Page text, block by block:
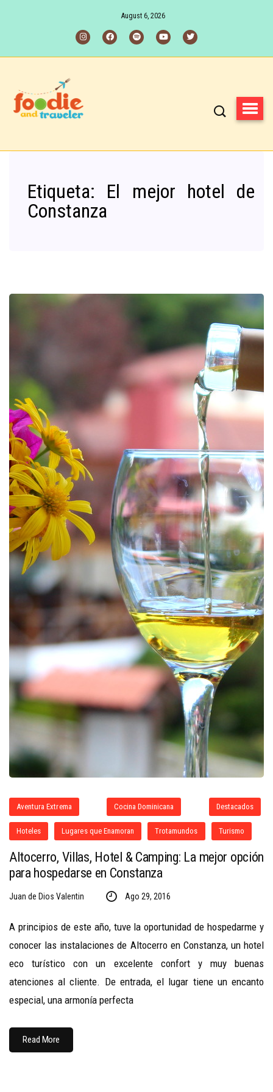
August 6, 2026
Etiqueta: El mejor hotel de
Constanza
Aventura Extrema Cocina Dominicana Destacados
Hoteles Lugares que Enamoran Trotamundos Turismo
Altocerro, Villas, Hotel & Camping: La mejor opción
para hospedarse en Constanza
Juan de Dios Valentin Ago 29, 2016
A principios de este año, tuve la oportunidad de hospedarme y
conocer las instalaciones de Altocerro en Constanza, un hotel
eco turístico con un excelente confort y muy buenas
atenciones al cliente. De entrada, el lugar tiene un encanto
especial, una armonía perfecta
Read More